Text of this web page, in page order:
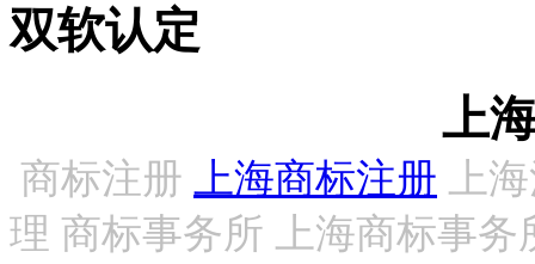
双软认定
上
商标注册 上海商标注册 上
理 商标事务所 上海商标事